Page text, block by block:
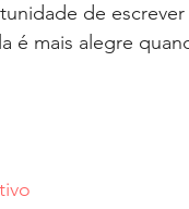
de
é mais alegre